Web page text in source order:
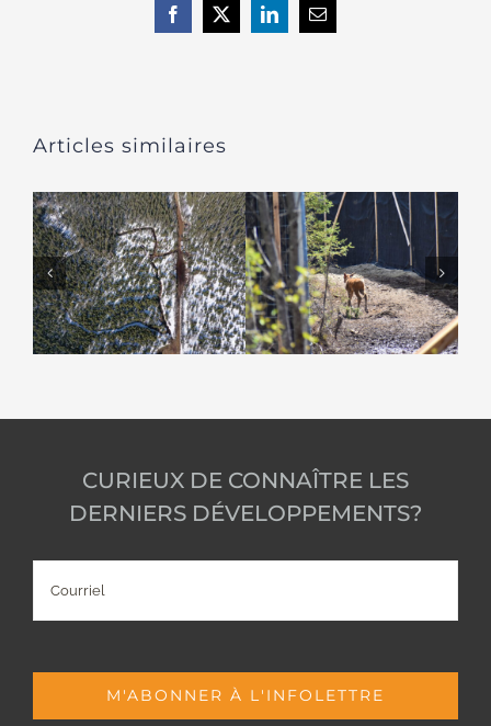
Facebook
X LinkedInCourriel
Articles similaires
CURIEUX DE CONNAÎTRE LES
DERNIERS DÉVELOPPEMENTS?
M'ABONNER À L'INFOLETTRE